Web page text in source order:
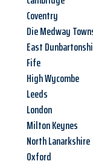
Coventry
Die Medway
East
Fife
High Wycombe
Leeds
London
Milton Keynes
North Lanarkshire
Oxford